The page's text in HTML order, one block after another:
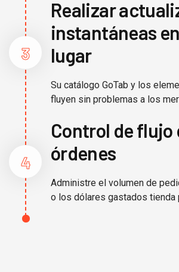
3
Realizar
instantáneas
lugar
Su catálogo GoTab y los
fluyen sin problemas a los
4
Control de flujo
órdenes
Administre el volumen de
o los dólares gastados tienda